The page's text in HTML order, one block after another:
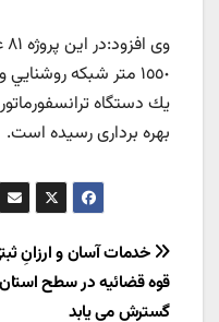
١٥٥٠ متر شبكه
بهره برداری رسیده است.
راهبری
نوشته
خدمات آسان و ارزانِ
قوه قضائیه در سطح
گسترش می یابد